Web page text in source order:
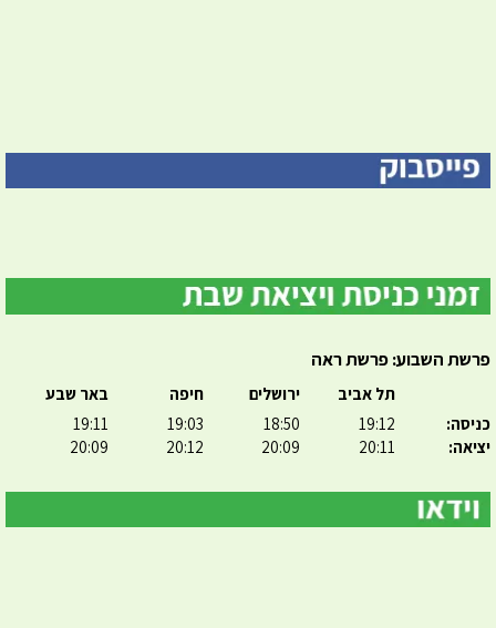
פרשת השבוע: פרשת ראה
כניסה:
יציאה:
תל אביב
19:12
20:11
ירושלים
18:50
20:09
חיפה
19:03
20:12
באר שבע
19:11
20:09